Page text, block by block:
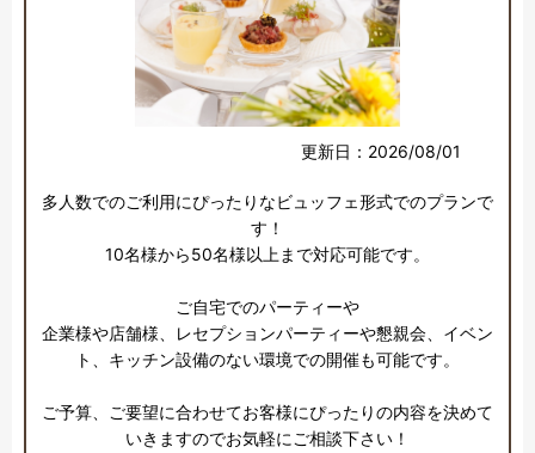
更新日：2026/08/01
多人数でのご利用にぴったりなビュッフェ形式でのプランで
す！
10名様から50名様以上まで対応可能です。
ご自宅でのパーティーや
企業様や店舗様、レセプションパーティーや懇親会、イベン
ト、キッチン設備のない環境での開催も可能です。
ご予算、ご要望に合わせてお客様にぴったりの内容を決めて
いきますのでお気軽にご相談下さい！